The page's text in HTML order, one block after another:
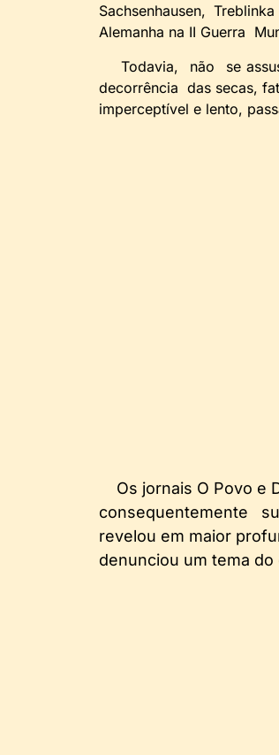
Sachsenhausen,
Alemanha na II Guerra
Todavia, não se
decorrência das secas,
imperceptível e lento,
Os jornais O Povo e
consequentemente
revelou em maior
denunciou um tema